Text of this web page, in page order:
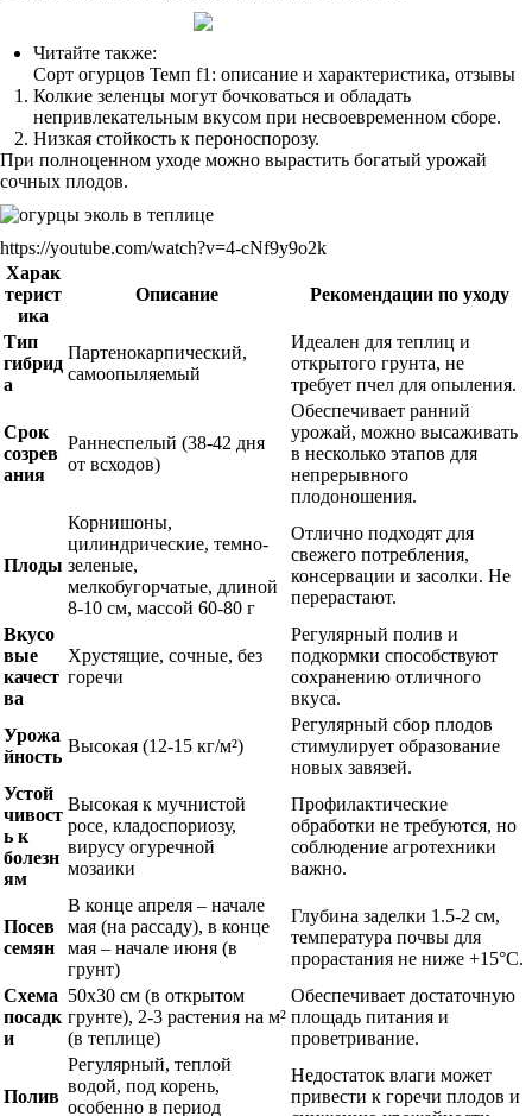
Читайте также:
Сорт огурцов Темп f1: описание и характеристика, отзывы
Колкие зеленцы могут бочковаться и обладать
непривлекательным вкусом при несвоевременном сборе.
Низкая стойкость к пероноспорозу.
При полноценном уходе можно вырастить богатый урожай
сочных плодов.
https://youtube.com/watch?v=4-cNf9y9o2k
Харак
терист
ика
Описание Рекомендации по уходу
Тип
гибрид
а
Партенокарпический,
самоопыляемый
Идеален для теплиц и
открытого грунта, не
требует пчел для опыления.
Срок
созрев
ания
Раннеспелый (38-42 дня
от всходов)
Обеспечивает ранний
урожай, можно высаживать
в несколько этапов для
непрерывного
плодоношения.
Плоды
Корнишоны,
цилиндрические, темно-
зеленые,
мелкобугорчатые, длиной
8-10 см, массой 60-80 г
Отлично подходят для
свежего потребления,
консервации и засолки. Не
перерастают.
Вкусо
вые
качест
ва
Хрустящие, сочные, без
горечи
Регулярный полив и
подкормки способствуют
сохранению отличного
вкуса.
Урожа
йность
Высокая (12-15 кг/м²)
Регулярный сбор плодов
стимулирует образование
новых завязей.
Устой
чивост
ь к
болезн
ям
Высокая к мучнистой
росе, кладоспориозу,
вирусу огуречной
мозаики
Профилактические
обработки не требуются, но
соблюдение агротехники
важно.
Посев
семян
В конце апреля – начале
мая (на рассаду), в конце
мая – начале июня (в
грунт)
Глубина заделки 1.5-2 см,
температура почвы для
прорастания не ниже +15°C.
Схема
посадк
и
50х30 см (в открытом
грунте), 2-3 растения на м²
(в теплице)
Обеспечивает достаточную
площадь питания и
проветривание.
Полив
Регулярный, теплой
водой, под корень,
особенно в период
Недостаток влаги может
привести к горечи плодов и